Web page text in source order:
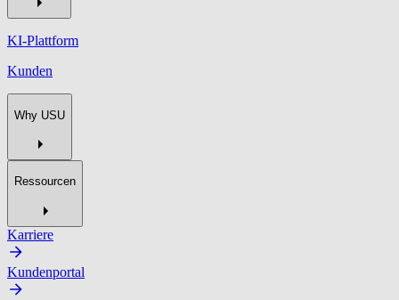
KI-Plattform
Kunden
Why USU
Ressourcen
Karriere
Kundenportal